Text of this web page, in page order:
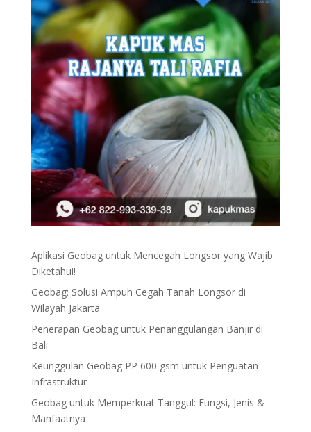
Aplikasi Geobag untuk Mencegah Longsor yang Wajib
Diketahui!
Geobag: Solusi Ampuh Cegah Tanah Longsor di
Wilayah Jakarta
Penerapan Geobag untuk Penanggulangan Banjir di
Bali
Keunggulan Geobag PP 600 gsm untuk Penguatan
Infrastruktur
Geobag untuk Memperkuat Tanggul: Fungsi, Jenis &
Manfaatnya